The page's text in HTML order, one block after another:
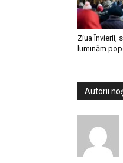
Ziua Învierii,
luminăm
Autorii